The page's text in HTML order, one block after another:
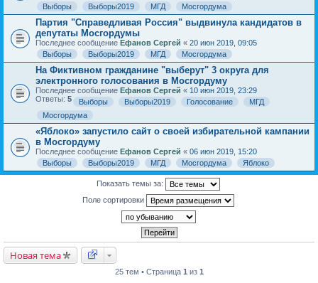
Выборы
Выборы2019 МГД Мосгордума
Партия "Справедливая Россия" выдвинула кандидатов в
депутаты Мосгордумы
Последнее сообщение Ефанов Сергей « 20 июн 2019, 09:05
Выборы
Выборы2019 МГД Мосгордума
На Фиктивном гражданине "выберут" 3 округа для
электронного голосования в Мосгордуму
Последнее сообщение Ефанов Сергей « 10 июн 2019, 23:29
Ответы: 5 Выборы Выборы2019 Голосование
МГД
Мосгордума
«Яблоко» запустило сайт о своей избирательной кампании
в Мосгордуму
Последнее сообщение Ефанов Сергей « 06 июн 2019, 15:20
Выборы
Выборы2019 МГД Мосгордума Яблоко
Показать темы за:
Поле сортировки
Новая тема
25 тем • Страница 1 из 1